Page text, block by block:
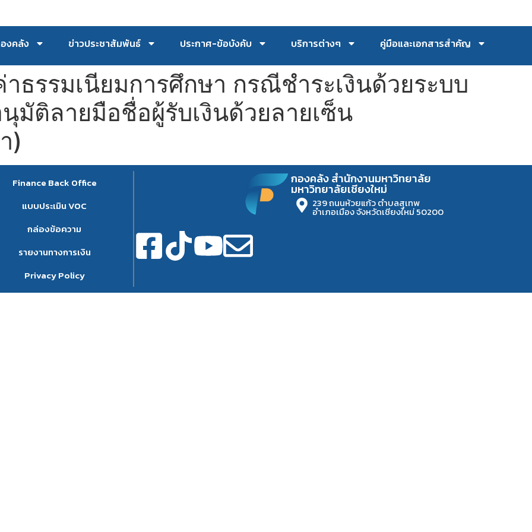
งคลัง ข่าวประชาสัมพันธ์ ประกาศ-ข้อบังคับ บริการต่างๆ คู่มือและเอกสารสำคัญ
าธรรมเนียมการศึกษา กรณีชำระเงินด้วยระบบ
มัติลายมือชื่อผู้รับเงินด้วยลายเซ็น
)
Finance Back Office
แบบประเมิน VOC
กล่องข้อความ
รายงานทางการเงิน
Privacy Policy
กองคลัง สำนักงานมหาวิทยาลัย
มหาวิทยาลัยเชียงใหม่
239 ถนนห้วยแก้ว ตำบลสุเทพ
อำเภอเมือง จังหวัดเชียงใหม่ 50200